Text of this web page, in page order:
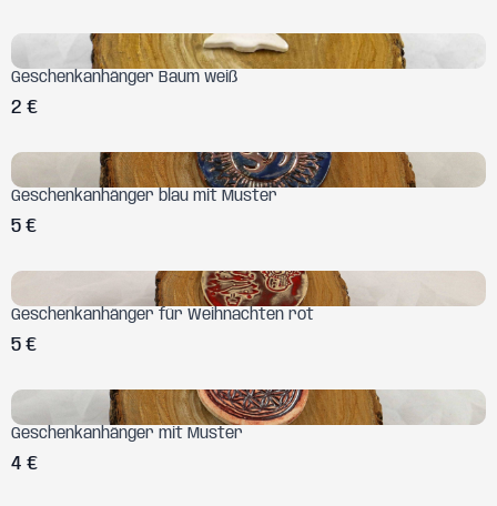
Geschenkanhänger Baum weiß
2 €
Geschenkanhänger blau mit Muster
5 €
Geschenkanhänger für Weihnachten rot
5 €
Geschenkanhänger mit Muster
4 €